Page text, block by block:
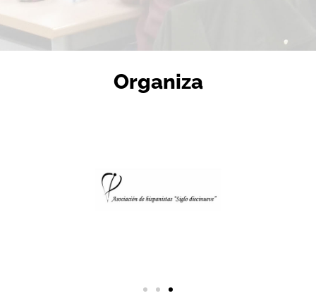
Organiza